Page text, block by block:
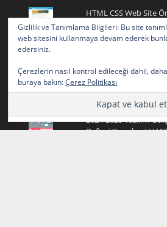
HTML CSS Web Site
Onay İşareti ve Onay
İşareti
2024-2025 Yazılım
Defteri Konuları (
Gizlilik ve Tanımlama Bilgileri: Bu site
web sitesini kullanmaya devam ederek
edersiniz.
Çerezlerin nasıl kontrol edileceği dahil,
buraya bakın:Çerez Politikası